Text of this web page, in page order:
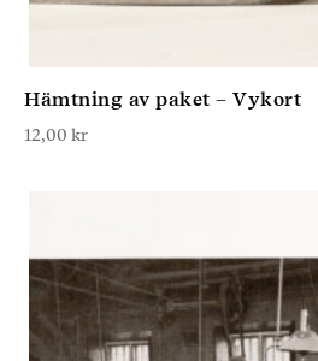
Hämtning av paket – Vykort
12,00 kr